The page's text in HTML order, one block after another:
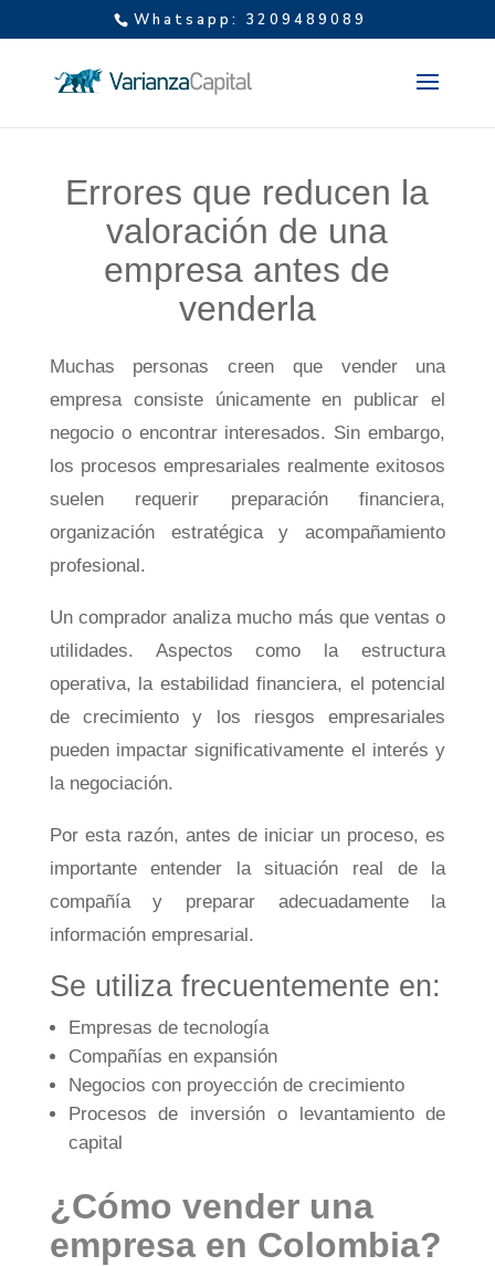
Whatsapp: 3209489089
Errores que reducen la
valoración de una
empresa antes de
venderla
Muchas personas creen que vender una
empresa consiste únicamente en publicar el
negocio o encontrar interesados. Sin embargo,
los procesos empresariales realmente exitosos
suelen requerir preparación financiera,
organización estratégica y acompañamiento
profesional.
Un comprador analiza mucho más que ventas o
utilidades. Aspectos como la estructura
operativa, la estabilidad financiera, el potencial
de crecimiento y los riesgos empresariales
pueden impactar significativamente el interés y
la negociación.
Por esta razón, antes de iniciar un proceso, es
importante entender la situación real de la
compañía y preparar adecuadamente la
información empresarial.
Se utiliza frecuentemente en:
Empresas de tecnología
Compañías en expansión
Negocios con proyección de crecimiento
Procesos de inversión o levantamiento de
capital
¿Cómo vender una
empresa en Colombia?